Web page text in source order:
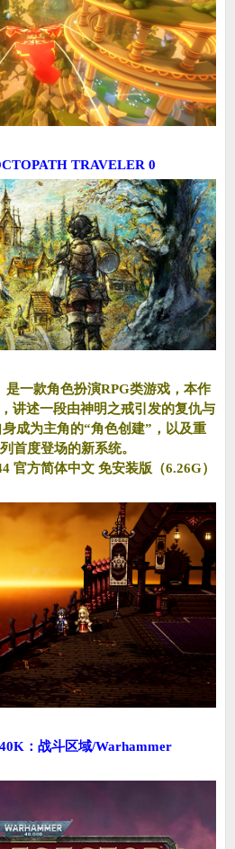
TRAVELER 0
是一款角色扮演RPG类游戏，本作
讲述一段由神明之戒引发的复仇与
成为主角的“角色创建”，以及重
首度登场的新系统。
官方简体中文 免安装版（6.26G）
：战斗区域/Warhammer